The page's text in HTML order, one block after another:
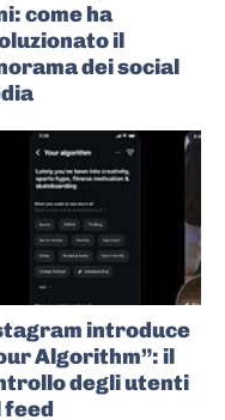
come ha
il
dei social
introduce
Algorithm”: il
degli utenti
feed